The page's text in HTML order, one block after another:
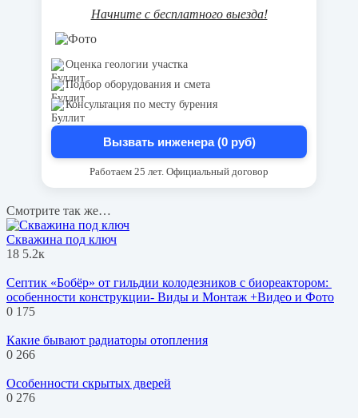
Начните с бесплатного выезда!
Оценка геологии участка
Подбор оборудования и смета
Консультация по месту бурения
Вызвать инженера (0 руб)
Работаем 25 лет. Официальный договор
Смотрите так же…
Скважина под ключ
18 5.2к
Септик «Бобёр» от гильдии колодезников с биореактором:
особенности конструкции- Виды и Монтаж +Видео и Фото
0 175
Какие бывают радиаторы отопления
0 266
Особенности скрытых дверей
0 276